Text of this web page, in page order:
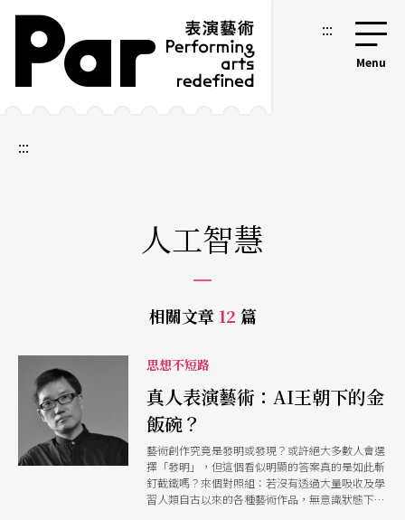
跳到主要內容區塊
網站導覽 :::
:::
人工智慧
相關文章 12 篇
思想不短路
真人表演藝術：AI王朝下的金
飯碗？
藝術創作究竟是發明或發現？或許絕大多數人會選
擇「發明」，但這個看似明顯的答案真的是如此斬
釘截鐵嗎？來個對照組：若沒有透過大量吸收及學
習人類自古以來的各種藝術作品，無意識狀態下工